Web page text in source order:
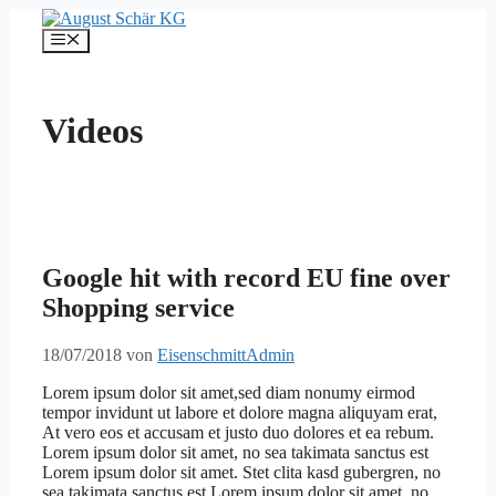
Inhalt
springen
Menü
Videos
Google hit with record EU fine over
Shopping service
18/07/2018 von EisenschmittAdmin
Lorem ipsum dolor sit amet,sed diam nonumy eirmod
tempor invidunt ut labore et dolore magna aliquyam erat,
At vero eos et accusam et justo duo dolores et ea rebum.
Lorem ipsum dolor sit amet, no sea takimata sanctus est
Lorem ipsum dolor sit amet. Stet clita kasd gubergren, no
sea takimata sanctus est Lorem ipsum dolor sit amet. no